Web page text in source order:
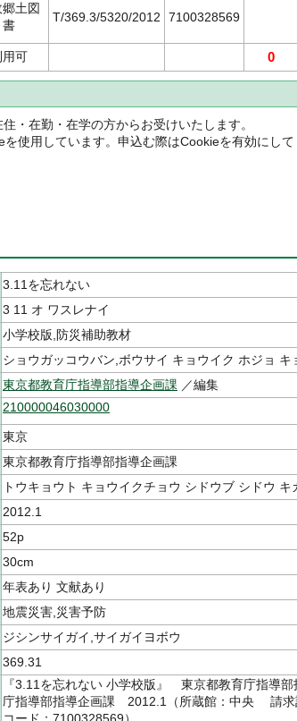
土図
書
T/369.3/5320/2012 7100328569
用可 0
・在勤・在学の方からお受けいたします。
使用しています。申込む際はCookieを有効にして
3.11を忘れない
3 11 オ ワスレナイ
小学校版,防災補助教材
ショウガッコウバン,ボウサイ キョウイク ホジョ キ
東京都教育庁指導部指導企画課 ／編集
210000046030000
東京
東京都教育庁指導部指導企画課
トウキョウト キョウイクチョウ シドウブ シドウ キ
2012.1
52p
30cm
年表あり 文献あり
地震災害,災害予防
ジシンサイガイ,サイガイヨボウ
369.31
『3.11を忘れない 小学校版』 東京都教育庁指導
庁指導部指導企画課 2012.1（所蔵館：中央 請